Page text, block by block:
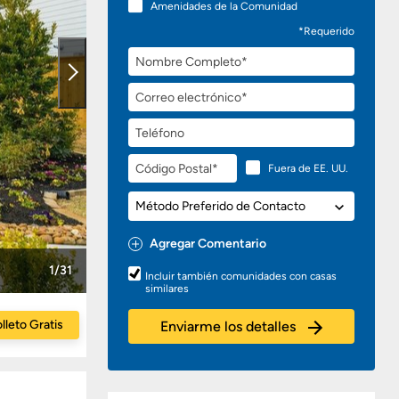
Amenidades de la Comunidad
*Requerido
Nombre
Completo
Correo
electrónico
Teléfono
Código
Postal
Fuera de EE. UU.
Método
Preferido
de
Contacto
Agregar Comentario
Preguntas
o
Comentarios
Incluir también comunidades con casas
similares
Enviarme los detalles
1/31
Gratis